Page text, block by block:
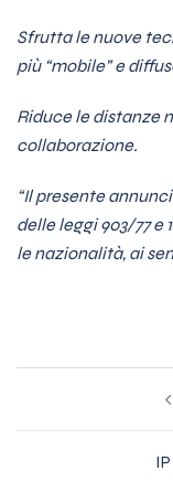
Sfrutta le nuove
più “mobile” e
Riduce le distanze
collaborazione.
“Il presente
delle leggi 903/77 e
le nazionalità, ai
Navigazione